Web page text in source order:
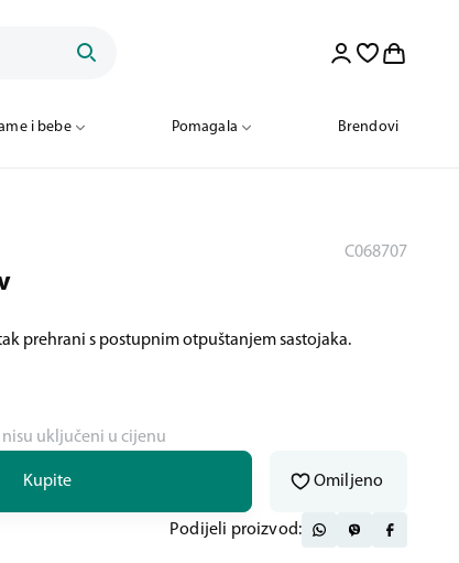
i bebe Pomagala Brendovi
C068707
prehrani s postupnim otpuštanjem sastojaka.
nisu uključeni u cijenu
Kupite Omiljeno
Podijeli proizvod: